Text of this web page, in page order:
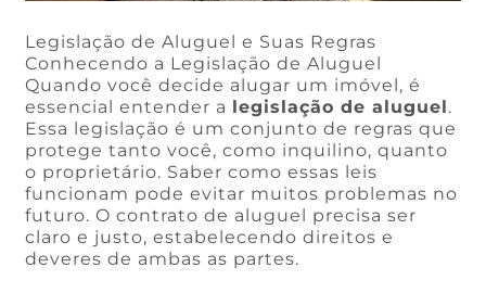
Legislação de Aluguel e Suas Regras
Conhecendo a Legislação de Aluguel
Quando você decide alugar um imóvel, é
essencial entender a legislação de aluguel.
Essa legislação é um conjunto de regras que
protege tanto você, como inquilino, quanto
o proprietário. Saber como essas leis
funcionam pode evitar muitos problemas no
futuro. O contrato de aluguel precisa ser
claro e justo, estabelecendo direitos e
deveres de ambas as partes.